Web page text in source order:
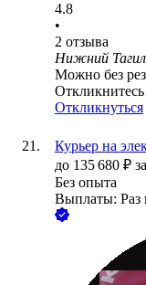
4.8
•
2 отзыва
Нижний
Можно без
Откликнуться
Курьер на
до 135 680 ₽
Без опыта
Выплаты: Раз